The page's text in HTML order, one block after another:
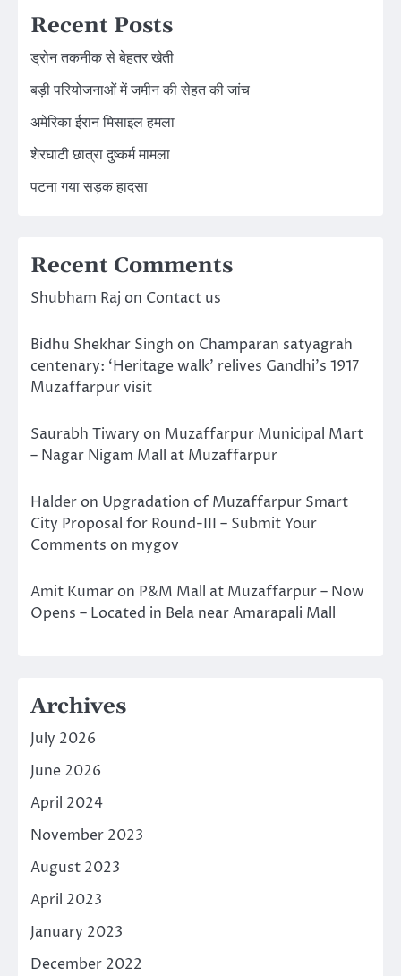
Recent Posts
ड्रोन तकनीक से बेहतर खेती
बड़ी परियोजनाओं में जमीन की सेहत की जांच
अमेरिका ईरान मिसाइल हमला
शेरघाटी छात्रा दुष्कर्म मामला
पटना गया सड़क हादसा
Recent Comments
Shubham Raj on Contact us
Bidhu Shekhar Singh on Champaran satyagrah
centenary: ‘Heritage walk’ relives Gandhi’s 1917
Muzaffarpur visit
Saurabh Tiwary on Muzaffarpur Municipal Mart
– Nagar Nigam Mall at Muzaffarpur
Halder on Upgradation of Muzaffarpur Smart
City Proposal for Round-III – Submit Your
Comments on mygov
Amit Kumar on P&M Mall at Muzaffarpur – Now
Opens – Located in Bela near Amarapali Mall
Archives
July 2026
June 2026
April 2024
November 2023
August 2023
April 2023
January 2023
December 2022